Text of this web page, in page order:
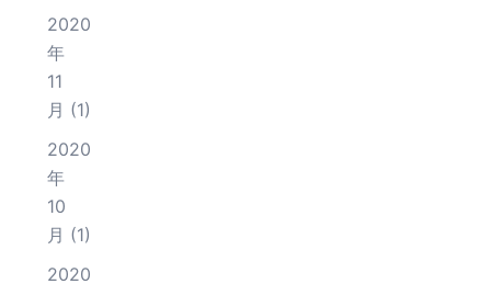
2020
年
11
月 (1)
2020
年
10
月 (1)
2020